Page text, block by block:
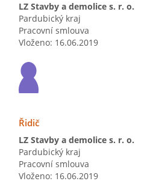
LZ Stavby a demolice s. r. o.
Pardubický kraj
Pracovní smlouva
Vloženo: 16.06.2019
Řidič
LZ Stavby a demolice s. r. o.
Pardubický kraj
Pracovní smlouva
Vloženo: 16.06.2019